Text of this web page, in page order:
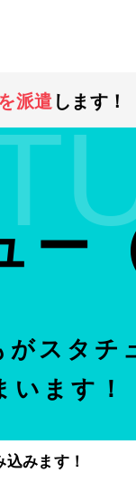
派遣 します！
ー
がスタチ
います！
みます！